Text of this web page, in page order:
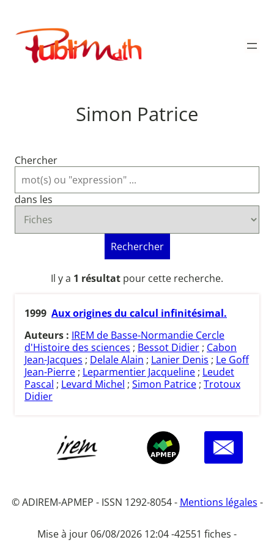
contenu
Publimath
Simon Patrice
Chercher
dans les
Rechercher
Il y a 1 résultat pour cette recherche.
1999 Aux origines du calcul infinitésimal.
Auteurs : IREM de Basse-Normandie Cercle
d'Histoire des sciences ; Bessot Didier ; Cabon
Jean-Jacques ; Delale Alain ; Lanier Denis ; Le Goff
Jean-Pierre ; Leparmentier Jacqueline ; Leudet
Pascal ; Levard Michel ; Simon Patrice ; Trotoux
Didier
© ADIREM-APMEP - ISSN 1292-8054 - Mentions légales -
Mise à jour 06/08/2026 12:04 -42551 fiches -